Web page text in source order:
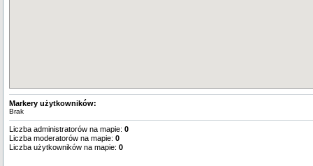
Markery użytkowników:
Brak
Liczba administratorów na mapie: 0
Liczba moderatorów na mapie: 0
Liczba użytkowników na mapie: 0